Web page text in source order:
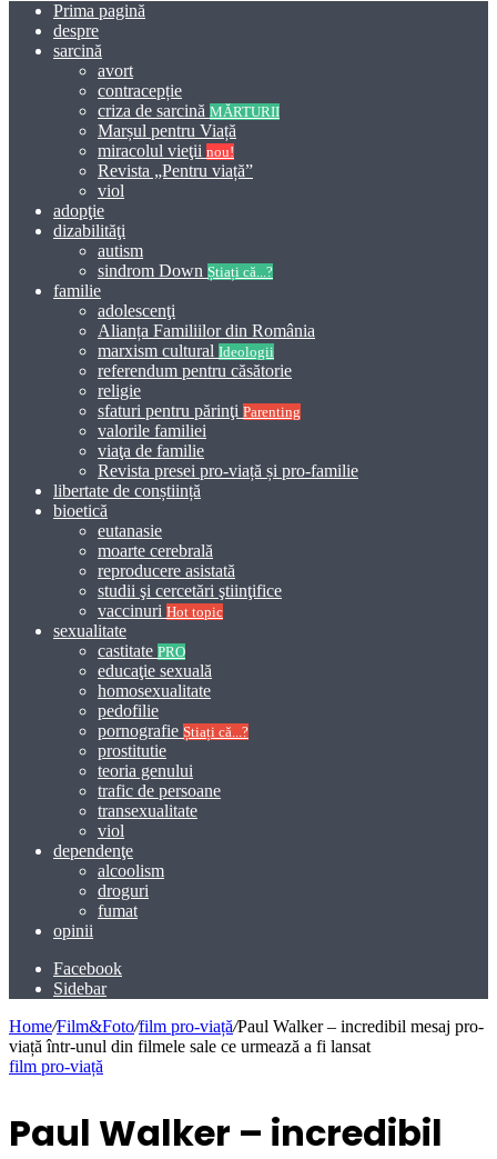
Prima pagină
despre
sarcină
avort
contracepție
criza de sarcină MĂRTURII
Marșul pentru Viață
miracolul vieţii nou!
Revista „Pentru viață”
viol
adopţie
dizabilităţi
autism
sindrom Down Știați că...?
familie
adolescenţi
Alianța Familiilor din România
marxism cultural Ideologii
referendum pentru căsătorie
religie
sfaturi pentru părinţi Parenting
valorile familiei
viaţa de familie
Revista presei pro-viață și pro-familie
libertate de conștiință
bioetică
eutanasie
moarte cerebrală
reproducere asistată
studii şi cercetări ştiinţifice
vaccinuri Hot topic
sexualitate
castitate PRO
educaţie sexuală
homosexualitate
pedofilie
pornografie Știați că...?
prostitutie
teoria genului
trafic de persoane
transexualitate
viol
dependenţe
alcoolism
droguri
fumat
opinii
Facebook
Sidebar
Home/​Film&Foto/film pro-viață/Paul Walker – incredibil mesaj pro-
viață într-unul din filmele sale ce urmează a fi lansat
film pro-viață
Paul Walker – incredibil